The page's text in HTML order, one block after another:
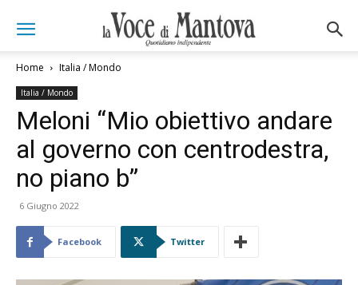
Home Italia / Mondo
Italia / Mondo
Meloni “Mio obiettivo andare
al governo con centrodestra,
no piano b”
6 Giugno 2022
Facebook Twitter